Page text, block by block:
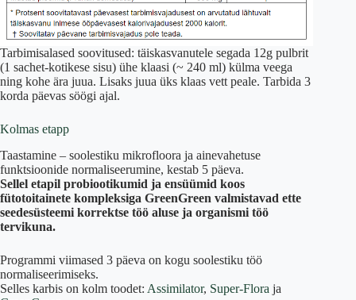
Tarbimisalased soovitused: täiskasvanutele segada 12g pulbrit
(1 sachet-kotikese sisu) ühe klaasi (~ 240 ml) külma veega
ning kohe ära juua. Lisaks juua üks klaas vett peale. Tarbida 3
korda päevas söögi ajal.
Kolmas etapp
Taastamine – soolestiku mikrofloora ja ainevahetuse
funktsioonide normaliseerumine, kestab 5 päeva.
Sellel etapil probiootikumid ja ensüümid koos
fütotoitainete kompleksiga GreenGreen valmistavad ette
seedesüsteemi korrektse töö aluse ja organismi töö
tervikuna.
Programmi viimased 3 päeva on kogu soolestiku töö
normaliseerimiseks.
Selles karbis on kolm toodet: Assimilator, Super-Flora ja